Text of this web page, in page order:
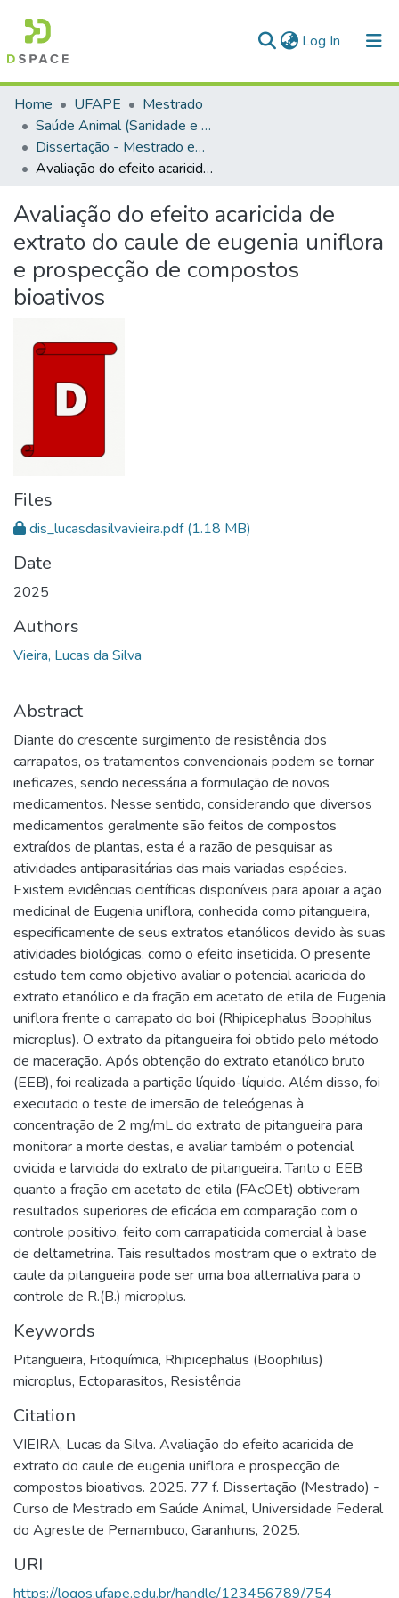
Log In (current)
Communities & Collections
All of DSpace
Home UFAPE
Mestrado
Saúde Animal (Sanidade e Reprodução de Animais de Produção)
Dissertação - Mestrado em Saúde Animal (Sanidade e Reprodução de Animais de Produção)
Avaliação do efeito acaricida de extrato do caule de eugenia uniflora e prospecção de compostos bioativos
Avaliação do efeito acaricida de
extrato do caule de eugenia uniflora
e prospecção de compostos
bioativos
Files
dis_lucasdasilvavieira.pdf(1.18 MB)
Date
2025
Authors
Vieira, Lucas da Silva
Abstract
Diante do crescente surgimento de resistência dos
carrapatos, os tratamentos convencionais podem se tornar
ineficazes, sendo necessária a formulação de novos
medicamentos. Nesse sentido, considerando que diversos
medicamentos geralmente são feitos de compostos
extraídos de plantas, esta é a razão de pesquisar as
atividades antiparasitárias das mais variadas espécies.
Existem evidências científicas disponíveis para apoiar a ação
medicinal de Eugenia uniflora, conhecida como pitangueira,
especificamente de seus extratos etanólicos devido às suas
atividades biológicas, como o efeito inseticida. O presente
estudo tem como objetivo avaliar o potencial acaricida do
extrato etanólico e da fração em acetato de etila de Eugenia
uniflora frente o carrapato do boi (Rhipicephalus Boophilus
microplus). O extrato da pitangueira foi obtido pelo método
de maceração. Após obtenção do extrato etanólico bruto
(EEB), foi realizada a partição líquido-líquido. Além disso, foi
executado o teste de imersão de teleógenas à
concentração de 2 mg/mL do extrato de pitangueira para
monitorar a morte destas, e avaliar também o potencial
ovicida e larvicida do extrato de pitangueira. Tanto o EEB
quanto a fração em acetato de etila (FAcOEt) obtiveram
resultados superiores de eficácia em comparação com o
controle positivo, feito com carrapaticida comercial à base
de deltametrina. Tais resultados mostram que o extrato de
caule da pitangueira pode ser uma boa alternativa para o
controle de R.(B.) microplus.
Keywords
Pitangueira, Fitoquímica, Rhipicephalus (Boophilus)
microplus, Ectoparasitos, Resistência
Citation
VIEIRA, Lucas da Silva. Avaliação do efeito acaricida de
extrato do caule de eugenia uniflora e prospecção de
compostos bioativos. 2025. 77 f. Dissertação (Mestrado) -
Curso de Mestrado em Saúde Animal, Universidade Federal
do Agreste de Pernambuco, Garanhuns, 2025.
URI
https://logos.ufape.edu.br/handle/123456789/754